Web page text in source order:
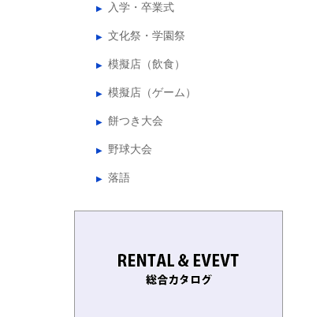
入学・卒業式
文化祭・学園祭
模擬店（飲食）
模擬店（ゲーム）
餅つき大会
野球大会
落語